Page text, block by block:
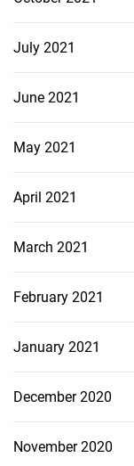
July 2021
June 2021
May 2021
April 2021
March 2021
February 2021
January 2021
December 2020
November 2020